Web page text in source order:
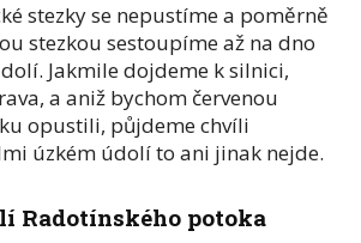
stezky se nepustíme a poměrně
stezkou sestoupíme až na dno
Jakmile dojdeme k silnici,
a aniž bychom červenou
opustili, půjdeme chvíli
úzkém údolí to ani jinak nejde.
Radotínského potoka